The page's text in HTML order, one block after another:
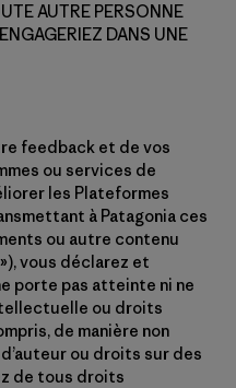
AUTRE PERSONNE
DANS UNE
feedback et de vos
ou services de
les Plateformes
à Patagonia ces
ou autre contenu
vous déclarez et
porte pas atteinte ni ne
ou droits
de manière non
ou droits sur des
de tous droits